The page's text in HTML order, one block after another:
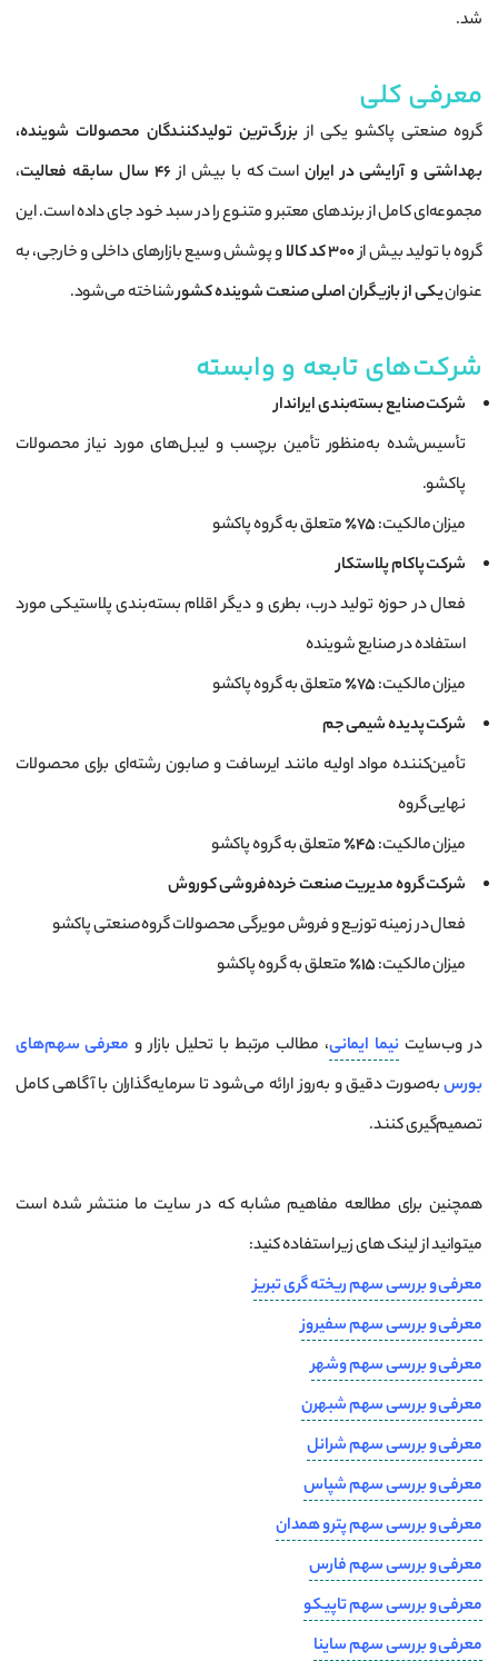
شد.
معرفی کلی
گروه صنعتی پاکشو یکی ازبزرگ‌ترین تولیدکنندگان محصولات شوینده،
بهداشتی و آرایشی در ایراناست که با بیش از ۴۶ سال سابقه فعالیت
،
مجموعه‌ای کامل از برندهای معتبر و متنوع را در سبد خود جای داده است. این
گروه با تولید بیش از۳۰۰ کد کالا
و پوشش وسیع بازارهای داخلی و خارجی، به
عنوانیکی از بازیگران اصلی صنعت شوینده کشورشناخته می‌شود.
شرکت‌های تابعه و وابسته
شرکت صنایع بسته‌بندی ایراندار
تأسیس‌شده به‌منظور تأمین برچسب و لیبل‌های مورد نیاز محصولات
پاکشو.
میزان مالکیت:۷۵٪ متعلق به گروه پاکشو
شرکت پاکام پلاستکار
فعال در حوزه تولید درب، بطری و دیگر اقلام بسته‌بندی پلاستیکی مورد
استفاده در صنایع شوینده
میزان مالکیت:۷۵٪ متعلق به گروه پاکشو
شرکت پدیده شیمی جم
تأمین‌کننده مواد اولیه مانند ایرسافت و صابون رشته‌ای برای محصولات
نهایی گروه
میزان مالکیت:۴۵٪ متعلق به گروه پاکشو
شرکت گروه مدیریت صنعت خرده‌فروشی کوروش
فعال در زمینه توزیع و فروش مویرگی محصولات گروه صنعتی پاکشو
میزان مالکیت:۱۵٪ متعلق به گروه پاکشو
در وب‌سایتنیما ایمانی، مطالب مرتبط با تحلیل بازار و معرفی سهم‌های
بورسبه‌صورت دقیق و به‌روز ارائه می‌شود تا سرمایه‌گذاران با آگاهی کامل
تصمیم‌گیری کنند.
همچنین برای مطالعه مفاهیم مشابه که در سایت ما منتشر شده است
میتوانید از لینک های زیر استفاده کنید:
معرفی و بررسی سهم ریخته گری تبریز
معرفی و بررسی سهم سفیروز
معرفی و بررسی سهم وشهر
معرفی و بررسی سهم شبهرن
معرفی و بررسی سهم شرانل
معرفی و بررسی سهم شپاس
معرفی و بررسی سهم پترو همدان
معرفی و بررسی سهم فارس
معرفی و بررسی سهم تاپیکو
معرفی و بررسی سهم ساینا